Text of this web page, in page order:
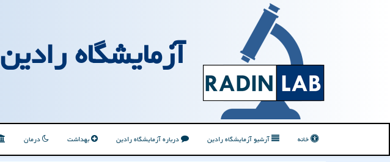
آزمایشگاه رادین
خانه آرشیو آزمایشگاه رادین درباره آزمایشگاه رادین بهداشت درمان